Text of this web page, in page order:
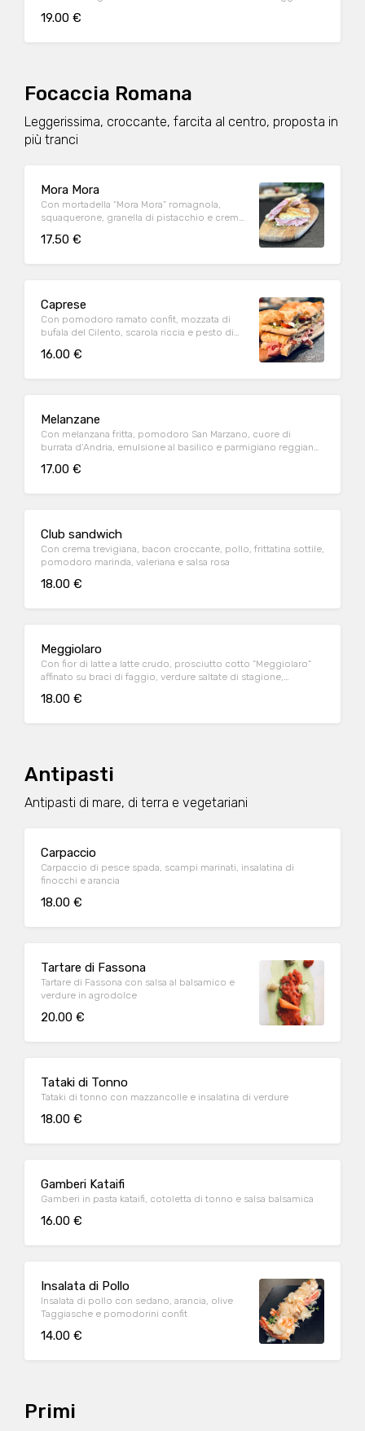
19.00 €
Focaccia Romana
Leggerissima, croccante, farcita al centro, proposta in
più tranci
Mora Mora
Con mortadella “Mora Mora” romagnola,
squaquerone, granella di pistacchio e crema
17.50 €
Caprese
Con pomodoro ramato confit, mozzata di
bufala del Cilento, scarola riccia e pesto di
16.00 €
Melanzane
Con melanzana fritta, pomodoro San Marzano, cuore di
burrata d’Andria, emulsione al basilico e parmigiano reggiano
17.00 €
Club sandwich
Con crema trevigiana, bacon croccante, pollo, frittatina sottile,
pomodoro marinda, valeriana e salsa rosa
18.00 €
Meggiolaro
Con fior di latte a latte crudo, prosciutto cotto “Meggiolaro”
affinato su braci di faggio, verdure saltate di stagione,
18.00 €
Antipasti
Antipasti di mare, di terra e vegetariani
Carpaccio
Carpaccio di pesce spada, scampi marinati, insalatina di
finocchi e arancia
18.00 €
Tartare di Fassona
Tartare di Fassona con salsa al balsamico e
verdure in agrodolce
20.00 €
Tataki di Tonno
Tataki di tonno con mazzancolle e insalatina di verdure
18.00 €
Gamberi Kataifi
Gamberi in pasta kataifi, cotoletta di tonno e salsa balsamica
16.00 €
Insalata di Pollo
Insalata di pollo con sedano, arancia, olive
Taggiasche e pomodorini confit
14.00 €
Primi